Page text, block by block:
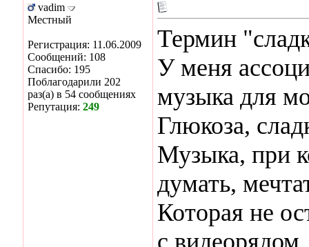
vadim
Местный
Регистрация: 11.06.2009
Сообщений: 108
Спасибо: 195
Поблагодарили 202
раз(а) в 54 сообщениях
Репутация: 249
Термин
У меня
музыка для
Глюкоза,
Музыка, при
думать,
Которая не
с видеорядом.